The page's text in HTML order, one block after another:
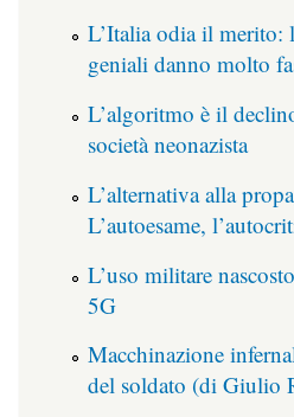
L’Italia odia il merito:
geniali danno molto
L’algoritmo è il
società neonazista
L’alternativa alla
L’autoesame,
L’uso militare
5G
Macchinazione
del soldato (di Giulio